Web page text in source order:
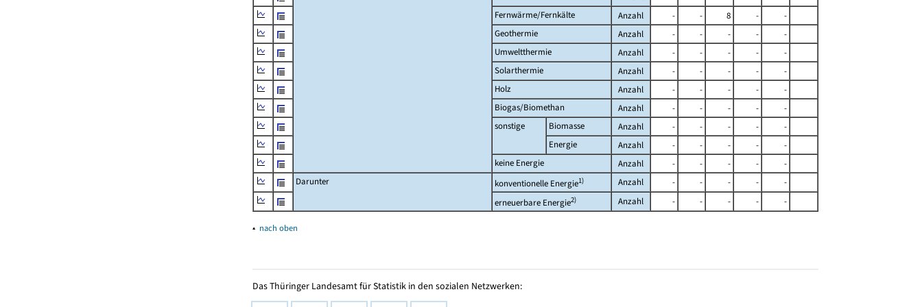
Fernwärme/Fernkälte
Anzahl - - 8 -
-
Geothermie
Anzahl - - - -
-
Umweltthermie
Anzahl - - - -
-
Solarthermie
Anzahl - - - -
-
Holz
Anzahl - - - -
-
Biogas/Biomethan
Anzahl - - - -
-
sonstige
Biomasse Anzahl - - - -
-
Energie
Anzahl - - - -
-
keine Energie
Anzahl - - - -
-
Darunter
konventionelle Energie1) Anzahl - - - -
-
erneuerbare Energie2) Anzahl - - - - -
▴ nach oben
Das Thüringer Landesamt für Statistik in den sozialen Netzwerken: